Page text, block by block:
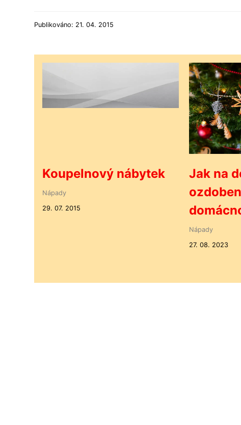
Publikováno: 21. 04. 2015
Koupelnový nábytek
Nápady
29. 07. 2015
Jak na
Nápady
27. 08. 2023